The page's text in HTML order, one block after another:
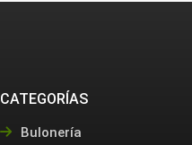
CATEGORÍAS
Bulonería